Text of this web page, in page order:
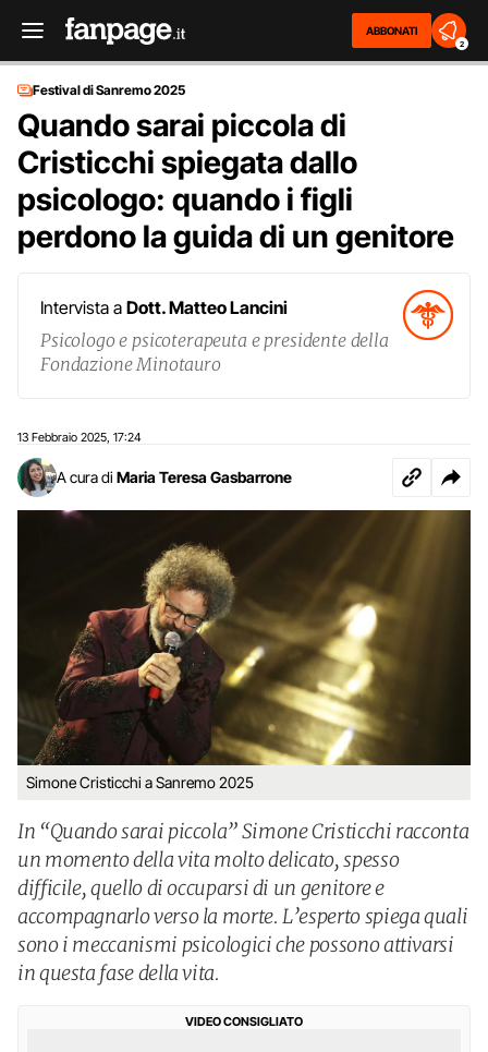
ABBONATI
2
Festival di Sanremo 2025
Quando sarai piccola di
Cristicchi spiegata dallo
psicologo: quando i figli
perdono la guida di un genitore
Intervista a Dott. Matteo Lancini
Psicologo e psicoterapeuta e presidente della
Fondazione Minotauro
13 Febbraio 2025 17:24
A cura di Maria Teresa Gasbarrone
Simone Cristicchi a Sanremo 2025
In “Quando sarai piccola” Simone Cristicchi racconta
un momento della vita molto delicato, spesso
difficile, quello di occuparsi di un genitore e
accompagnarlo verso la morte. L’esperto spiega quali
sono i meccanismi psicologici che possono attivarsi
in questa fase della vita.
VIDEO CONSIGLIATO